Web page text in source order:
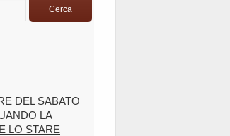
Cerca
DEL SABATO
LA
LO STARE